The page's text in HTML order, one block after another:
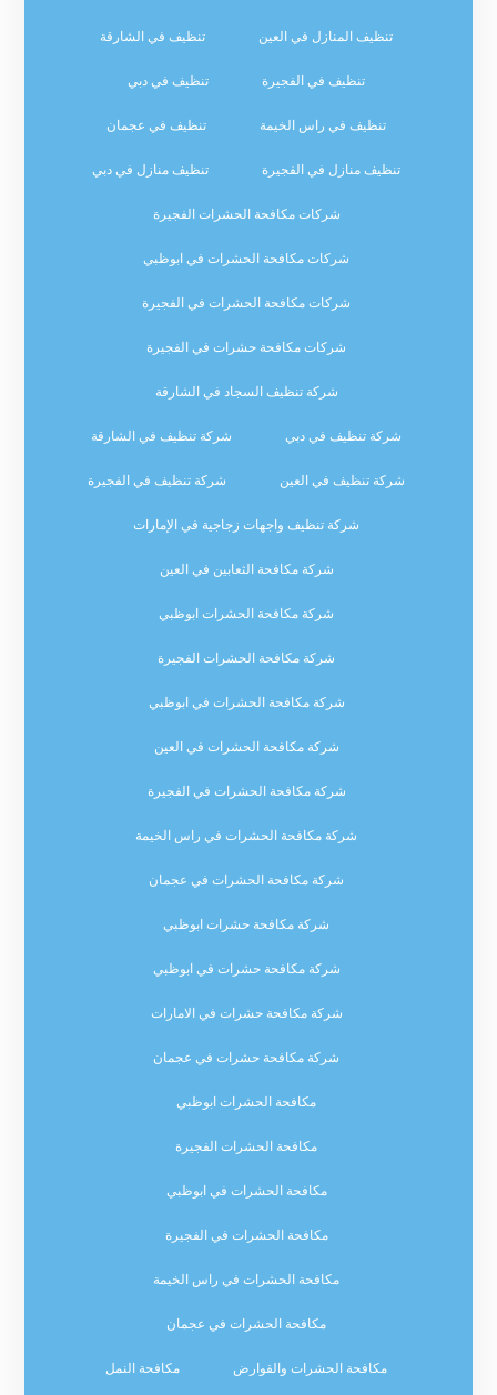
تنظيف المنازل في العين تنظيف في الشارقة
تنظيف في الفجيرة تنظيف في دبي
تنظيف في راس الخيمة تنظيف في عجمان
تنظيف منازل في الفجيرة تنظيف منازل في دبي
شركات مكافحة الحشرات الفجيرة
شركات مكافحة الحشرات في ابوظبي
شركات مكافحة الحشرات في الفجيرة
شركات مكافحة حشرات في الفجيرة
شركة تنظيف السجاد في الشارقة
شركة تنظيف في دبي شركة تنظيف في الشارقة
شركة تنظيف في العين شركة تنظيف في الفجيرة
شركة تنظيف واجهات زجاجية في الإمارات
شركة مكافحة الثعابين في العين
شركة مكافحة الحشرات ابوظبي
شركة مكافحة الحشرات الفجيرة
شركة مكافحة الحشرات في ابوظبي
شركة مكافحة الحشرات في العين
شركة مكافحة الحشرات في الفجيرة
شركة مكافحة الحشرات في راس الخيمة
شركة مكافحة الحشرات في عجمان
شركة مكافحة حشرات ابوظبي
شركة مكافحة حشرات في ابوظبي
شركة مكافحة حشرات في الامارات
شركة مكافحة حشرات في عجمان
مكافحة الحشرات ابوظبي
مكافحة الحشرات الفجيرة
مكافحة الحشرات في ابوظبي
مكافحة الحشرات في الفجيرة
مكافحة الحشرات في راس الخيمة
مكافحة الحشرات في عجمان
مكافحة الحشرات والقوارض مكافحة النمل